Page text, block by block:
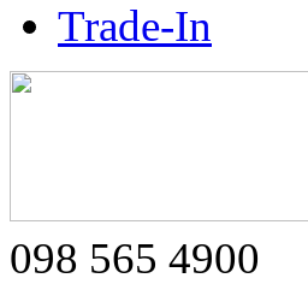
Trade-In
098 565 4900